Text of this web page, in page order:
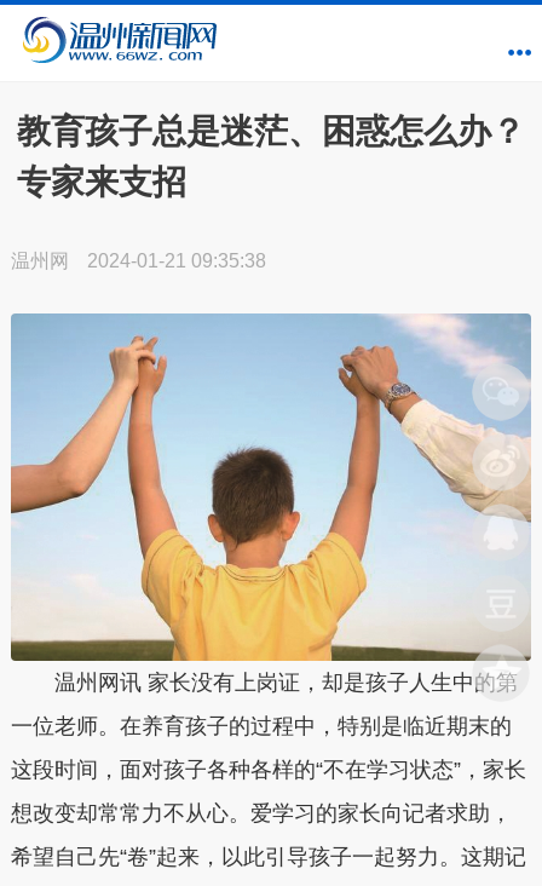
教育孩子总是迷茫、困惑怎么办？
专家来支招
温州网 2024-01-21 09:35:38
温州网讯 家长没有上岗证，却是孩子人生中的第
一位老师。在养育孩子的过程中，特别是临近期末的
这段时间，面对孩子各种各样的“不在学习状态”，家长
想改变却常常力不从心。爱学习的家长向记者求助，
希望自己先“卷”起来，以此引导孩子一起努力。这期记